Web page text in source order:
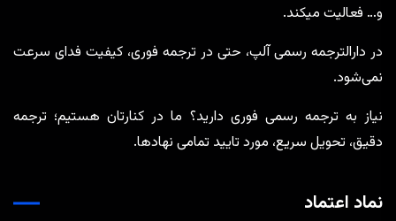
و… فعالیت میکند.
در دارالترجمه رسمی آلپ، حتی در ترجمه‌ فوری، کیفیت فدای سرعت
نمی‌شود.
نیاز به ترجمه رسمی فوری دارید؟ ما در کنارتان هستیم؛ ترجمه
دقیق، تحویل سریع، مورد تایید تمامی نهادها.
نماد اعتماد